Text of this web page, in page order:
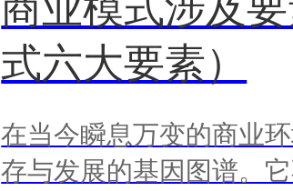
式六大要素）
在当今瞬息万变的商业
存与发展的基因图谱。